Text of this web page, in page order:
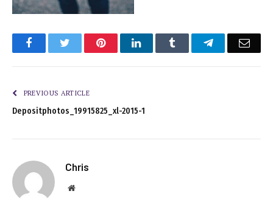
FacebookTwitter PinterestLinkedIn Tumblr Telegram
PREVIOUS ARTICLE
Depositphotos_19915825_xl-2015-1
Chris
Website